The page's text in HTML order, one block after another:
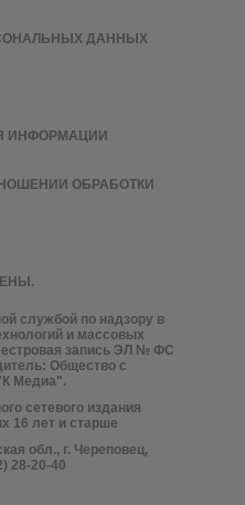
службой по надзору в
и массовых
запись ЭЛ № ФС
Общество с
Медиа".
сетевого издания
16 лет и старше
обл., г. Череповец,
28-20-40
ДАННЫХ
ИНФОРМАЦИИ
ОБРАБОТКИ